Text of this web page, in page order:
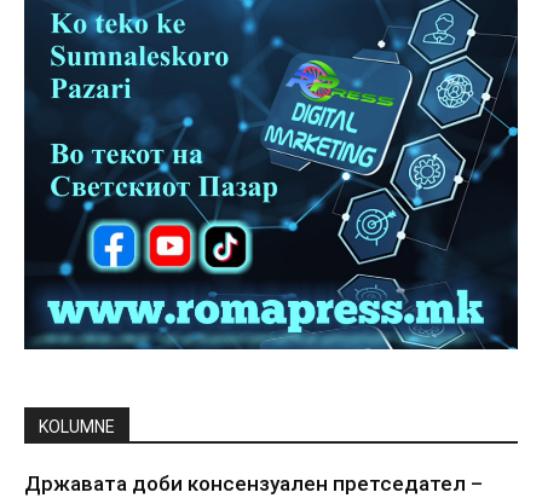
KOLUMNE
Државата доби консензуален претседател –